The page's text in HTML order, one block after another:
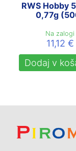
RWS Hobby
0,77g
Na zalogi
11,12 €
Dodaj v